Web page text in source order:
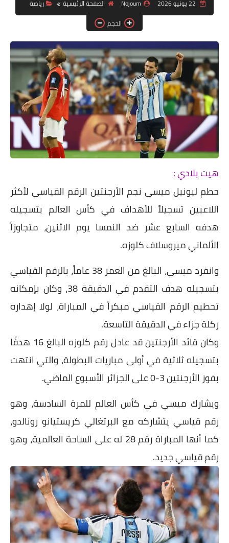
دين ودنيا
صور
فيديوهات
رياضة
تكنولوجيا
Nojoum الصفحة الرئيسية
رياضة
الحجم
هيت بلادي :
حطم ليونيل ميسي نجم الأرجنتين الرقم القياسي لأكثر
اللاعبين تسجيلاً للأهداف في كأس العالم بتسجيله
هدفه السابع عشر ضد النمسا يوم الاثنين، متجاوزاً
الألماني ميروسلاف كلوزه.
وانفرد ميسي، البالغ من العمر 38 عاماً، بالرقم القياسي
بتسجيله هدف التقدم في الدقيقة 38، وكان بإمكانه
تحطيم الرقم القياسي مبكراً في المباراة، لولا إهداره
ركلة جزاء في الدقيقة التاسعة.
وكان قائد الأرجنتين قد عادل رقم كلوزه البالغ 16 هدفًا
بتسجيله ثلاثية في أولى مباريات البطولة، والتي انتهت
بفوز الأرجنتين 3-0 على الجزائر الأسبوع الماضي.
ويشارك ميسي في كأس العالم للمرة السادسة، وهو
رقم قياسي يتشاركه مع البرتغالي كريستيانو رونالدو،
كما أنها المباراة رقم 28 له على الساحة العالمية، وهو
رقم قياسي جديد.